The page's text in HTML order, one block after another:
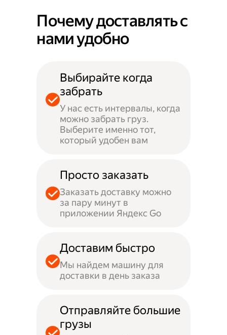
Почему доставлять с
нами удобно
Выбирайте когда
забрать
У нас есть интервалы, когда
можно забрать груз.
Выберите именно тот,
который удобен вам
Просто заказать
Заказать доставку можно
за пару минут в
приложении Яндекс Go
Доставим быстро
Мы найдем машину для
доставки в день заказа
Отправляйте большие
грузы